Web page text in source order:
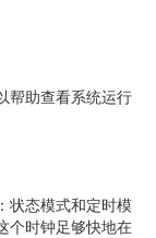
帮助查看系统运行
状态模式和定时模
个时钟足够快地在